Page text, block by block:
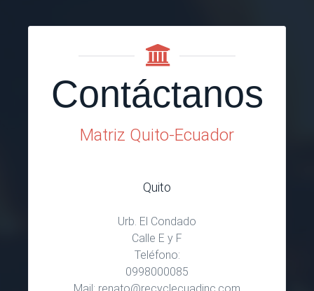
Contáctanos
Matriz Quito-Ecuador
Quito
Urb. El Condado
Calle E y F
Teléfono:
0998000085